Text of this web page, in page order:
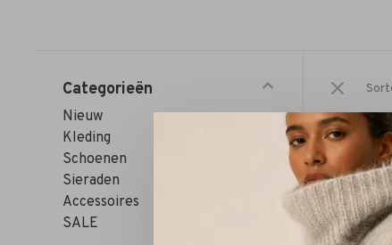
Categorieën
Nieuw
Kleding
Schoenen
Sieraden
Accessoires
SALE